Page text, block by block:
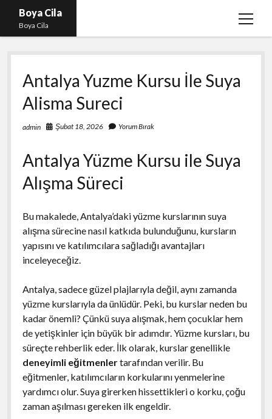
Boya Cila
Boya Cila
menüyü
En İyi Tiktok Takipçi Hilesi
Liste
Parasız Instagram Türk Takipçi Hilesi
Sayfa Listesi
Antalya Yuzme Kursu İle Suya
Alisma Sureci
admin Şubat 18, 2026 Yorum Bırak
Antalya Yüzme Kursu ile Suya
Alışma Süreci
Bu makalede, Antalya’daki yüzme kurslarının suya
alışma sürecine nasıl katkıda bulunduğunu, kursların
yapısını ve katılımcılara sağladığı avantajları
inceleyeceğiz.
Antalya, sadece güzel plajlarıyla değil, aynı zamanda
yüzme kurslarıyla da ünlüdür. Peki, bu kurslar neden bu
kadar önemli? Çünkü suya alışmak, hem çocuklar hem
de yetişkinler için büyük bir adımdır. Yüzme kursları, bu
süreçte rehberlik eder. İlk olarak, kurslar genellikle
deneyimli eğitmenlertarafından verilir. Bu
eğitmenler, katılımcıların korkularını yenmelerine
yardımcı olur. Suya girerken hissettikleri o korku, çoğu
zaman aşılması gereken ilk engeldir.